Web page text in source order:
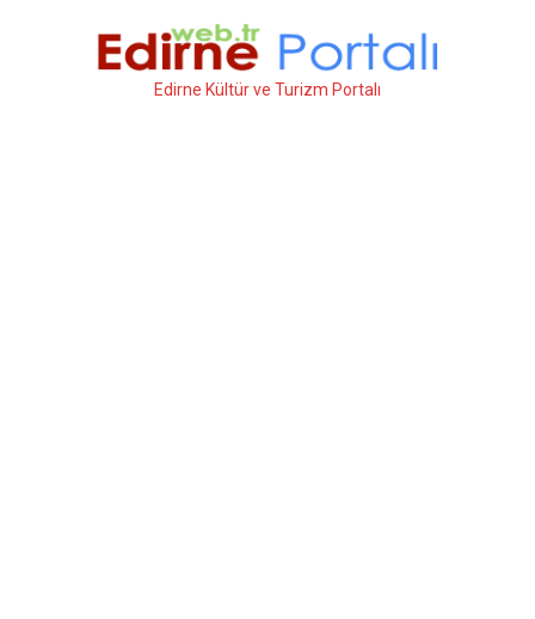
Edirne Kültür ve Turizm Portalı